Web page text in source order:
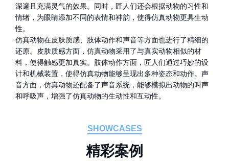
深邃且充满灵气的效果。同时，匠人们还会根据动物的习性和
情绪，为眼睛添加不同的表情和神韵，使得仿真动物更具生动
性。
仿真动物在皮肤质感、肢体动作和声音等方面也进行了精细的
还原。皮肤质感方面，仿真动物采用了与真实动物相似的材
料，使得触感更加真实。肢体动作方面，匠人们通过巧妙的设
计和机械装置，使得仿真动物能够呈现出多种姿态和动作。声
音方面，仿真动物还配备了声音系统，能够模拟出动物的叫声
和呼吸声，增强了仿真动物的生动性和互动性。
SHOWCASES
精彩案例